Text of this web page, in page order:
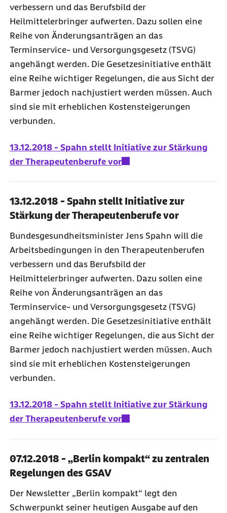
verbessern und das Berufsbild der
Heilmittelerbringer aufwerten. Dazu sollen eine
Reihe von Änderungsanträgen an das
Terminservice- und Versorgungsgesetz (TSVG)
angehängt werden. Die Gesetzesinitiative enthält
eine Reihe wichtiger Regelungen, die aus Sicht der
Barmer jedoch nachjustiert werden müssen. Auch
sind sie mit erheblichen Kostensteigerungen
verbunden.
13.12.2018 - Spahn stellt Initiative zur Stärkung
der Therapeutenberufe vor
13.12.2018 - Spahn stellt Initiative zur
Stärkung der Therapeutenberufe vor
Bundesgesundheitsminister Jens Spahn will die
Arbeitsbedingungen in den Therapeutenberufen
verbessern und das Berufsbild der
Heilmittelerbringer aufwerten. Dazu sollen eine
Reihe von Änderungsanträgen an das
Terminservice- und Versorgungsgesetz (TSVG)
angehängt werden. Die Gesetzesinitiative enthält
eine Reihe wichtiger Regelungen, die aus Sicht der
Barmer jedoch nachjustiert werden müssen. Auch
sind sie mit erheblichen Kostensteigerungen
verbunden.
13.12.2018 - Spahn stellt Initiative zur Stärkung
der Therapeutenberufe vor
07.12.2018 - „Berlin kompakt“ zu zentralen
Regelungen des GSAV
Der Newsletter „Berlin kompakt“ legt den
Schwerpunkt seiner heutigen Ausgabe auf den